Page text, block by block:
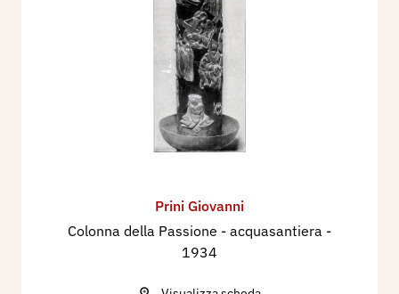
Prini Giovanni
Colonna della Passione - acquasantiera -
1934